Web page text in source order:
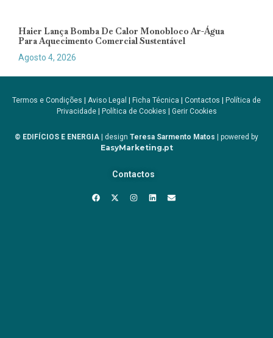
Haier Lança Bomba De Calor Monobloco Ar-Água
Para Aquecimento Comercial Sustentável
Agosto 4, 2026
Termos e Condições | Aviso Legal | Ficha Técnica | Contactos | Política de
Privacidade| Política de Cookies | Gerir Cookies
© EDIFÍCIOS E ENERGIA | design Teresa Sarmento Matos | powered by
EasyMarketing.pt
Contactos